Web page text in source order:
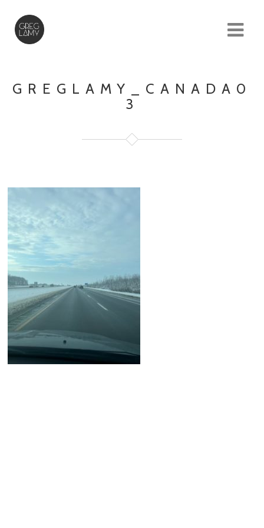
GREGLAMY_CANADA0
3